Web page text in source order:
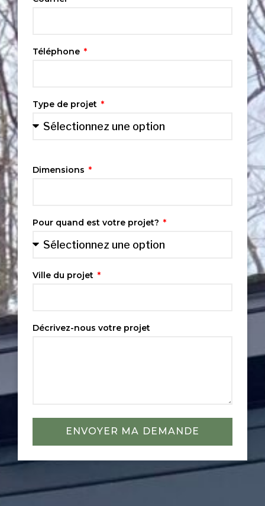
Téléphone
Type de projet
Dimensions
Pour quand est votre projet?
Ville du projet
Décrivez-nous votre projet
ENVOYER MA DEMANDE